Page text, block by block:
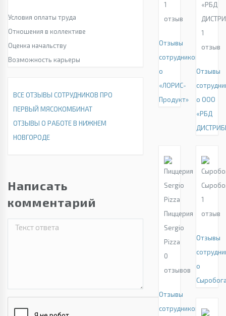
Условия оплаты труда
Отношения в коллективе
Оценка начальству
Возможность карьеры
ВСЕ ОТЗЫВЫ СОТРУДНИКОВ ПРО
ПЕРВЫЙ МЯСОКОМБИНАТ
ОТЗЫВЫ О РАБОТЕ В НИЖНЕМ
НОВГОРОДЕ
Написать
комментарий
1
отзыв
Отзывы
сотрудников
о
«ЛОРИС-
Продукт»
«РБД
1
отзыв
Отзывы
о ООО
«РБД
Пиццерия
Sergio
Pizza
0
отзывов
Отзывы
сотрудников
1
отзыв
Отзывы
о